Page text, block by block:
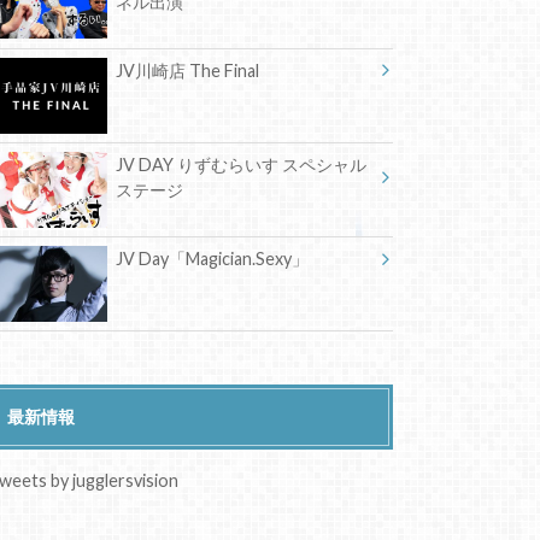
JV川崎店 The Final
JV DAY りずむらいす スペシャル
ステージ
JV Day「Magician.Sexy」
最新情報
by jugglersvision